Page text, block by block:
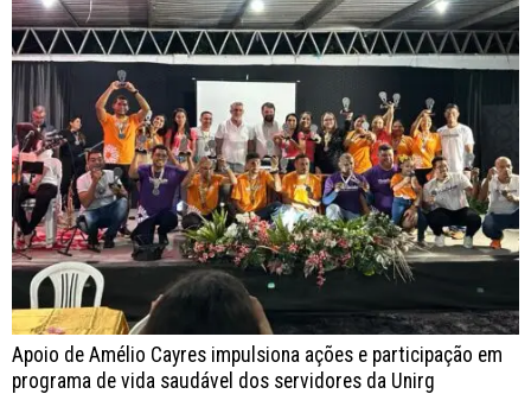
Apoio de Amélio Cayres impulsiona ações e participação em
programa de vida saudável dos servidores da Unirg